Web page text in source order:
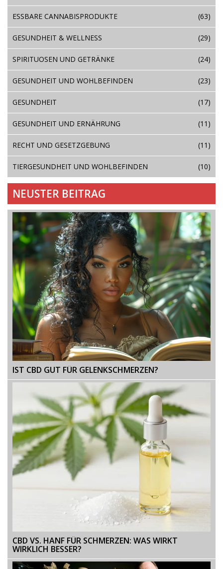
ESSBARE CANNABISPRODUKTE (63)
GESUNDHEIT & WELLNESS (29)
SPIRITUOSEN UND GETRÄNKE (24)
GESUNDHEIT UND WOHLBEFINDEN (23)
GESUNDHEIT (17)
GESUNDHEIT UND ERNÄHRUNG (11)
RECHT UND GESETZGEBUNG (11)
TIERGESUNDHEIT UND WOHLBEFINDEN (10)
NEUSTER BEITRAG
IST CBD GUT FÜR GELENKSCHMERZEN?
CBD VS. HANF FÜR SCHMERZEN: WAS WIRKT
WIRKLICH BESSER?